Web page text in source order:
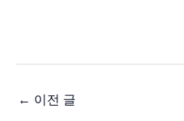
← 이전 글